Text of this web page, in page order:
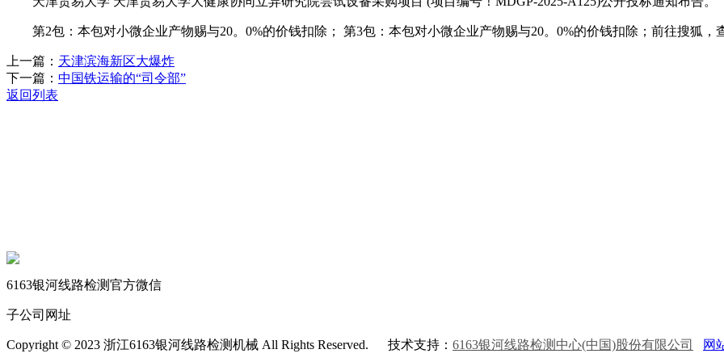
第2包：本包对小微企业产物赐与20。0%的价钱扣除； 第3包：本包对小微企业产物赐与20。0%的价钱扣除；前往搜狐，
上一篇： 天津滨海新区大爆炸
下一篇： 中国铁运输的“司令部”
返回列表
6163银河线路检测官方微信
子公司网址
Copyright © 2023 浙江6163银河线路检测机械 All Rights Reserved. 技术支持： 6163银河线路检测中心(中国)股份有限公司 网